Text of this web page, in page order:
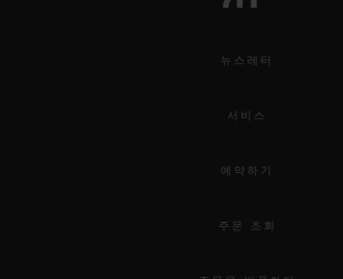
뉴스레터
서비스
예약하기
주문 조회